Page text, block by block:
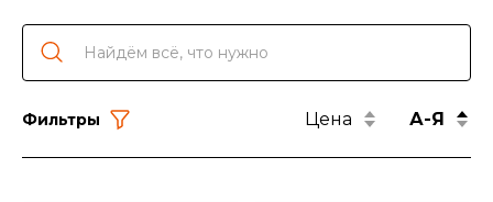
Фильтры Цена А-Я